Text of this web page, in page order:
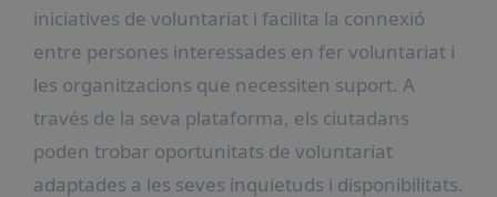
iniciatives de voluntariat i facilita la connexió
entre persones interessades en fer voluntariat i
les organitzacions que necessiten suport. A
través de la seva plataforma, els ciutadans
poden trobar oportunitats de voluntariat
adaptades a les seves inquietuds i disponibilitats.